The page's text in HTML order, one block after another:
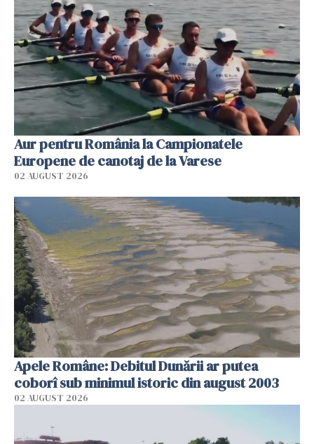
Aur pentru România la Campionatele
Europene de canotaj de la Varese
02 AUGUST 2026
Apele Române: Debitul Dunării ar putea
coborî sub minimul istoric din august 2003
02 AUGUST 2026